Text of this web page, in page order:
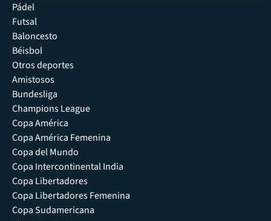
Pádel
Futsal
Baloncesto
Béisbol
Otros deportes
Amistosos
Bundesliga
Champions League
Copa América
Copa América Femenina
Copa del Mundo
Copa Intercontinental India
Copa Libertadores
Copa Libertadores Femenina
Copa Sudamericana